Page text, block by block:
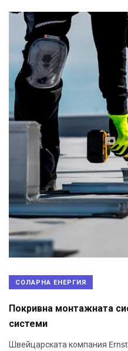
СОЛАРНА ЕНЕРГИЯ
Покривна монтажната
системи
Швейцарската компания